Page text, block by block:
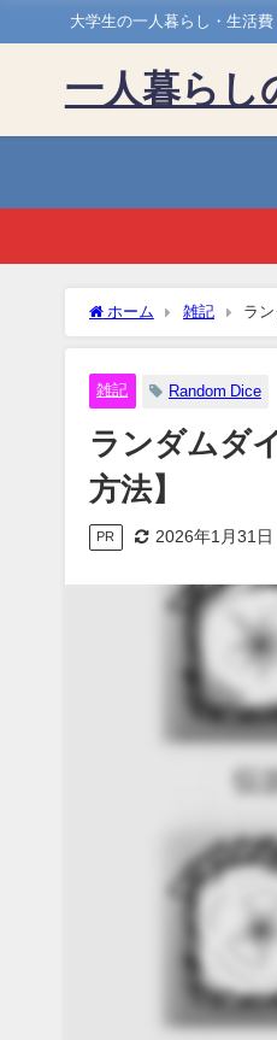
大学生の一人暮らし・生活
一人暮らし
ホーム 雑記 ラ
雑記 Random Dice
ランダムダ
方法】
PR 2026年1月31日